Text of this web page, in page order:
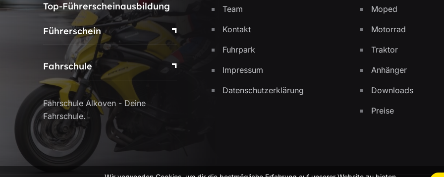
Top-Führerscheinausbildung
Führerschein
Fahrschule
Fahrschule Alkoven - Deine
Fahrschule.
Team
Kontakt
Fuhrpark
Impressum
Datenschutzerklärung
Moped
Motorrad
Traktor
Anhänger
Downloads
Preise